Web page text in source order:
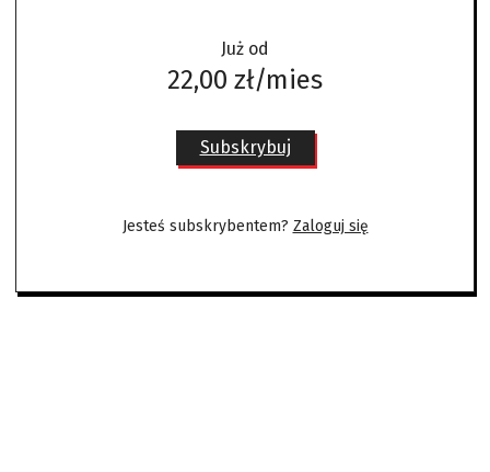
Już od
22,00 zł/mies
Subskrybuj
Jesteś subskrybentem? Zaloguj się